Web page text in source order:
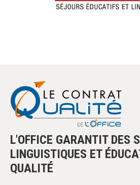
L'OFFICE GARANTIT DES
LINGUISTIQUES ET
QUALITÉ